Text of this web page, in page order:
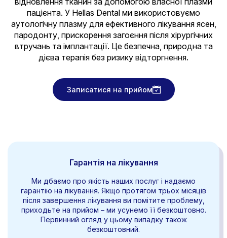
пацієнта. У Hellas Dental ми використовуємо
аутологічну плазму для ефективного лікування ясен,
пародонту, прискорення загоєння після хірургічних
втручань та імплантації. Це безпечна, природна та
дієва терапія без ризику відторгнення.
Записатися на прийом
Гарантія на лікування
Ми дбаємо про якість наших послуг і надаємо
гарантію на лікування. Якщо протягом трьох місяців
після завершення лікування ви помітите проблему,
приходьте на прийом – ми усунемо її безкоштовно.
Первинний огляд у цьому випадку також
безкоштовний.